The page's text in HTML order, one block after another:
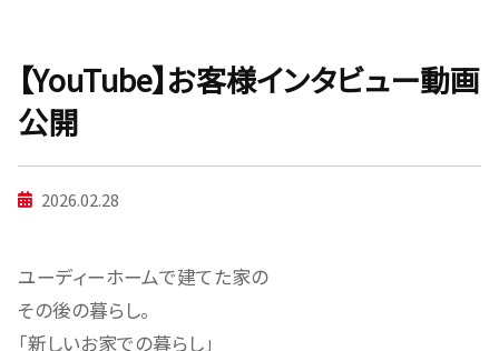
【YouTube】お客様インタビュー動画
公開
2026.02.28
ユーディーホームで建てた家の
その後の暮らし。
「新しいお家での暮らし」